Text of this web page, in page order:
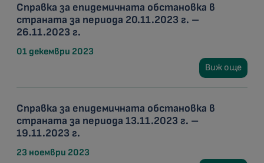
Справка за епидемичната обстановка в
страната за периода 20.11.2023 г. –
26.11.2023 г.
01 декември 2023
Виж още
Справка за епидемичната обстановка в
страната за периода 13.11.2023 г. –
19.11.2023 г.
23 ноември 2023